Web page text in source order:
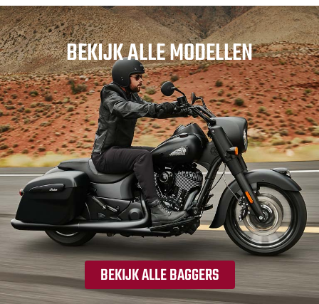
BEKIJK ALLE MODELLEN
BEKIJK ALLE BAGGERS